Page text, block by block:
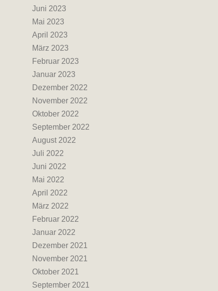
Juni 2023
Mai 2023
April 2023
März 2023
Februar 2023
Januar 2023
Dezember 2022
November 2022
Oktober 2022
September 2022
August 2022
Juli 2022
Juni 2022
Mai 2022
April 2022
März 2022
Februar 2022
Januar 2022
Dezember 2021
November 2021
Oktober 2021
September 2021